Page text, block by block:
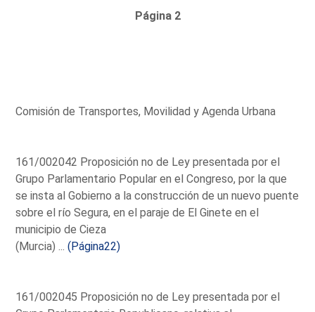
Página 2
Comisión de Transportes, Movilidad y Agenda Urbana
161/002042 Proposición no de Ley presentada por el
Grupo Parlamentario Popular en el Congreso, por la que
se insta al Gobierno a la construcción de un nuevo puente
sobre el río Segura, en el paraje de El Ginete en el
municipio de Cieza
(Murcia) ...(Página22)
161/002045 Proposición no de Ley presentada por el